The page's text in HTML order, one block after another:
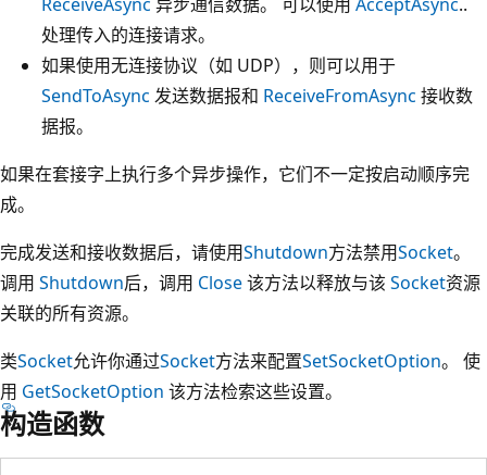
处理传入的连接请求。
如果使用无连接协议（如 UDP），则可以用于
SendToAsync 发送数据报和 ReceiveFromAsync 接收数
据报。
如果在套接字上执行多个异步操作，它们不一定按启动顺序完
成。
完成发送和接收数据后，请使用Shutdown方法禁用Socket。
调用 Shutdown后，调用 Close该方法以释放与该 Socket资源
关联的所有资源。
类Socket允许你通过Socket方法来配置SetSocketOption。 使
用 GetSocketOption 该方法检索这些设置。
构造函数